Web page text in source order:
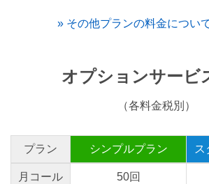
» その他プランの料金につい
オプションサービ
（各料金税別）
プラン シンプルプラン ス
月コール
50回